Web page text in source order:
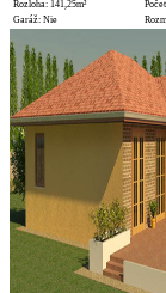
Rozloha: 141,25m²
Garáž: Nie